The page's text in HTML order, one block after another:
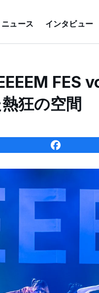
ニュース インタビュー
FES
狂の空間